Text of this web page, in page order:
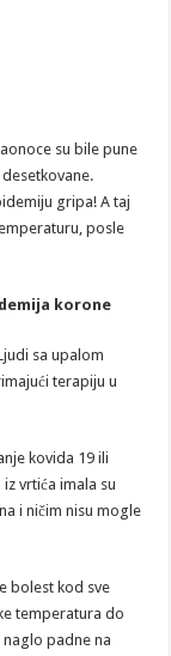
su bile pune
gripa! A taj
posle
korone
sa upalom
terapiju u
kovida 19 ili
vrtića imala su
i ničim nisu mogle
bolest kod sve
temperatura do
padne na